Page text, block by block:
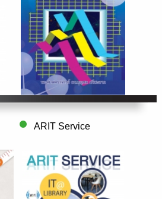
ARIT Service